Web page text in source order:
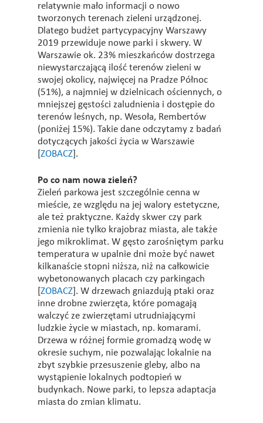
relatywnie mało informacji o nowo
tworzonych terenach zieleni urządzonej.
Dlatego budżet partycypacyjny Warszawy
2019 przewiduje nowe parki i skwery. W
Warszawie ok. 23% mieszkańców dostrzega
niewystarczającą ilość terenów zieleni w
swojej okolicy, najwięcej na Pradze Północ
(51%), a najmniej w dzielnicach ościennych, o
mniejszej gęstości zaludnienia i dostępie do
terenów leśnych, np. Wesoła, Rembertów
(poniżej 15%). Takie dane odczytamy z badań
dotyczących jakości życia w Warszawie
ZOBACZ ].
Po co nam nowa zieleń?
Zieleń parkowa jest szczególnie cenna w
mieście, ze względu na jej walory estetyczne,
ale też praktyczne. Każdy skwer czy park
zmienia nie tylko krajobraz miasta, ale także
jego mikroklimat. W gęsto zarośniętym parku
temperatura w upalnie dni może być nawet
kilkanaście stopni niższa, niż na całkowicie
wybetonowanych placach czy parkingach
ZOBACZ ]. W drzewach gniazdują ptaki oraz
inne drobne zwierzęta, które pomagają
walczyć ze zwierzętami utrudniającymi
ludzkie życie w miastach, np. komarami.
Drzewa w różnej formie gromadzą wodę w
okresie suchym, nie pozwalając lokalnie na
zbyt szybkie przesuszenie gleby, albo na
wystąpienie lokalnych podtopień w
budynkach. Nowe parki, to lepsza adaptacja
miasta do zmian klimatu.